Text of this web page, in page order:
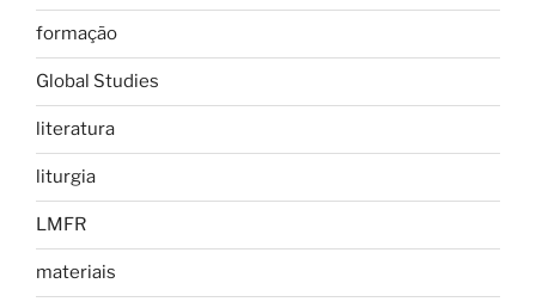
formação
Global Studies
literatura
liturgia
LMFR
materiais